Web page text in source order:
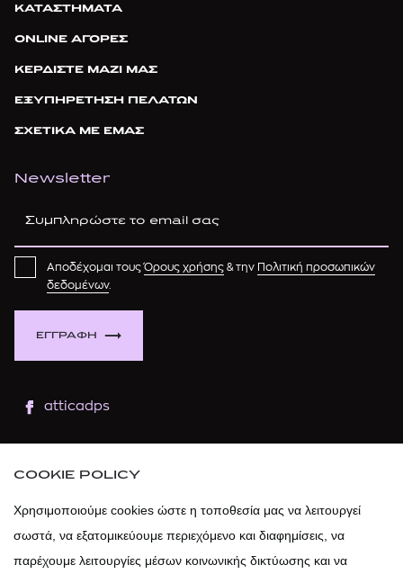
ΚΑΤΑΣΤΗΜΑΤΑ
ONLINE ΑΓΟΡΕΣ
ΚΕΡΔΙΣΤΕ ΜΑΖΙ ΜΑΣ
ΕΞΥΠΗΡΕΤΗΣΗ ΠΕΛΑΤΩΝ
ΣΧΕΤΙΚΑ ΜΕ ΕΜΑΣ
Newsletter
ΕΓΓΡΑΦΗ
Αποδέχομαι τουςΌρους χρήσης & την
Πολιτική προσωπικών
δεδομένων.
atticadps
atticadps
COOKIE POLICY
Χρησιμοποιούμε cookies ώστε η τοποθεσία μας να λειτουργεί
σωστά, να εξατομικεύουμε περιεχόμενο και διαφημίσεις, να
παρέχουμε λειτουργίες μέσων κοινωνικής δικτύωσης και να